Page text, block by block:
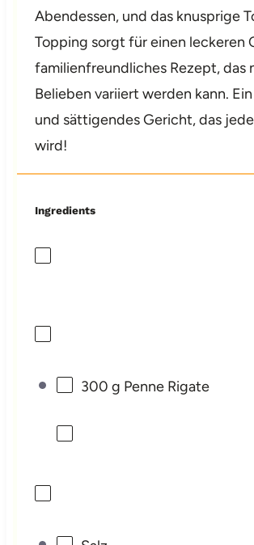
Abendessen, und das knusprige
Topping sorgt für einen leckeren
familienfreundliches Rezept, das
Belieben variiert werden kann.
und sättigendes Gericht, das
wird!
Ingredients
300 g Penne Rigate